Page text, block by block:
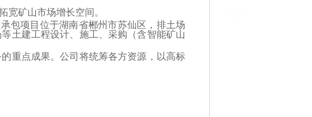
矿山市场增长空间。
包项目位于湖南省郴州市苏仙区，排土场
土建工程设计、施工、采购（含智能矿山
重点成果。公司将统筹各方资源，以高标